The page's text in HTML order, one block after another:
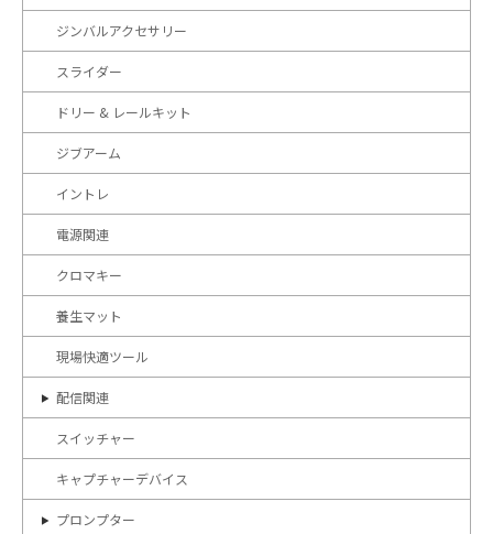
ジンバルアクセサリー
スライダー
ドリー & レールキット
ジブアーム
イントレ
電源関連
クロマキー
養生マット
現場快適ツール
配信関連
スイッチャー
キャプチャーデバイス
プロンプター